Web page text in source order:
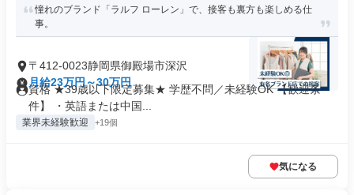
憧れのブランド「ラルフ ローレン」で、接客も裏方も楽しめる仕
事。
〒412-0023静岡県御殿場市深沢
月給23万円～30万円
資格 ★39歳以下限定募集★ 学歴不問／未経験OK 【歓迎条
件】 ・英語または中国...
業界未経験歓迎 +19個
気になる